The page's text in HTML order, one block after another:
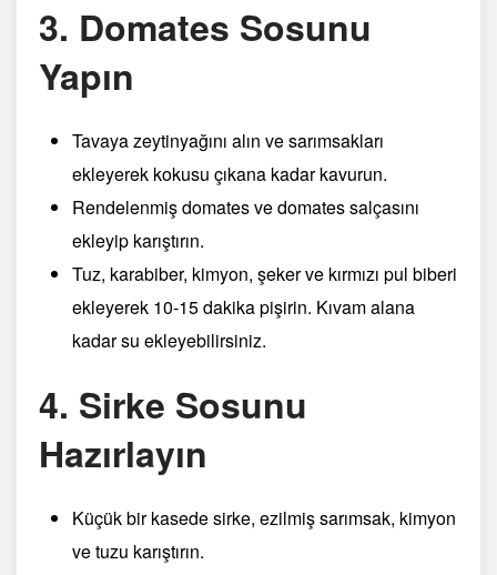
3. Domates Sosunu
Yapın
Tavaya zeytinyağını alın ve sarımsakları
ekleyerek kokusu çıkana kadar kavurun.
Rendelenmiş domates ve domates salçasını
ekleyip karıştırın.
Tuz, karabiber, kimyon, şeker ve kırmızı pul biberi
ekleyerek 10-15 dakika pişirin. Kıvam alana
kadar su ekleyebilirsiniz.
4. Sirke Sosunu
Hazırlayın
Küçük bir kasede sirke, ezilmiş sarımsak, kimyon
ve tuzu karıştırın.